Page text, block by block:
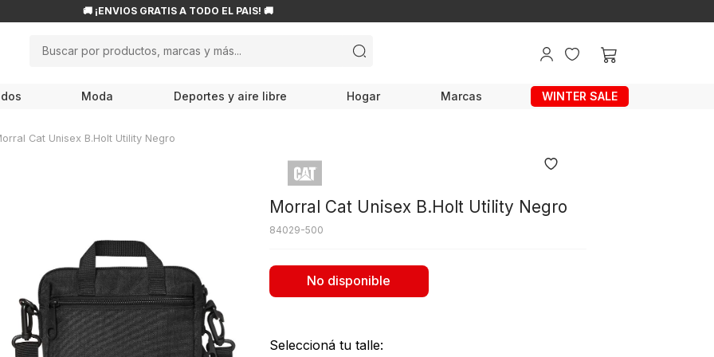
🚚 ¡ENVÍOS GRATIS A TODO EL PAÍS! 🚚
Moda Deportes y aire libre Hogar Marcas WINTER SALE
Cat Unisex B.Holt Utility Negro
Morral Cat Unisex B.Holt Utility Negro
84029-500
No disponible
Seleccioná tu talle: